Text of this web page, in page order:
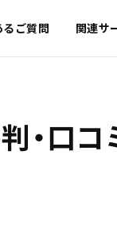
るご質問 関連サ
・口コ